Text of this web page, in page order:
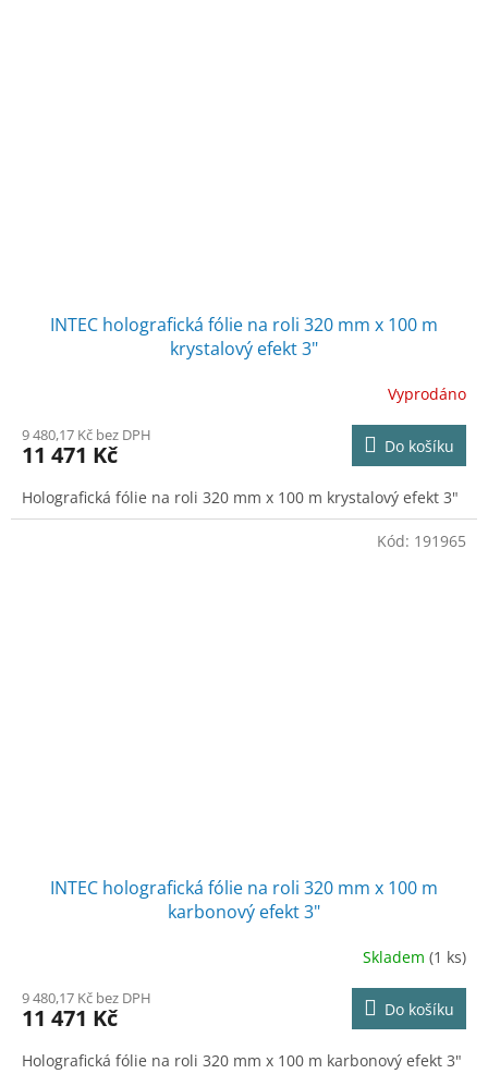
INTEC holografická fólie na roli 320 mm x 100 m
krystalový efekt 3"
Vyprodáno
9 480,17 Kč bez DPH
11 471 Kč Do košíku
Holografická fólie na roli 320 mm x 100 m krystalový efekt 3"
INTEC holografická fólie na roli 320 mm x 100 m
karbonový efekt 3"
Skladem (1 ks)
9 480,17 Kč bez DPH
11 471 Kč Do košíku
Holografická fólie na roli 320 mm x 100 m karbonový efekt 3"
Kód: 191965